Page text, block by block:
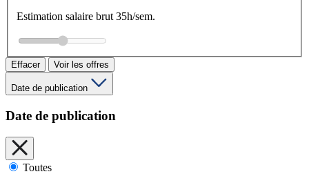
Estimation salaire brut 35h/sem.
Effacer Voir les offres
Date de publication
Date de publication
Toutes